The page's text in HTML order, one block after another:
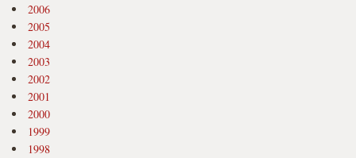
2006
2005
2004
2003
2002
2001
2000
1999
1998